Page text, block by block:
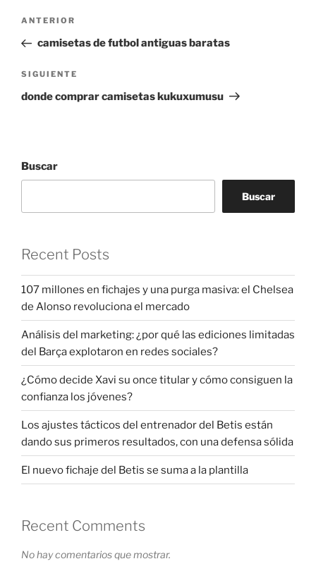
Navegación
entradas
Entrada
anterior:
ANTERIOR
camisetas de futbol antiguas baratas
Siguiente
entrada
SIGUIENTE
donde comprar camisetas kukuxumusu
Buscar
Buscar
Recent Posts
107 millones en fichajes y una purga masiva: el Chelsea
de Alonso revoluciona el mercado
Análisis del marketing: ¿por qué las ediciones limitadas
del Barça explotaron en redes sociales?
¿Cómo decide Xavi su once titular y cómo consiguen la
confianza los jóvenes?
Los ajustes tácticos del entrenador del Betis están
dando sus primeros resultados, con una defensa sólida
El nuevo fichaje del Betis se suma a la plantilla
Recent Comments
No hay comentarios que mostrar.